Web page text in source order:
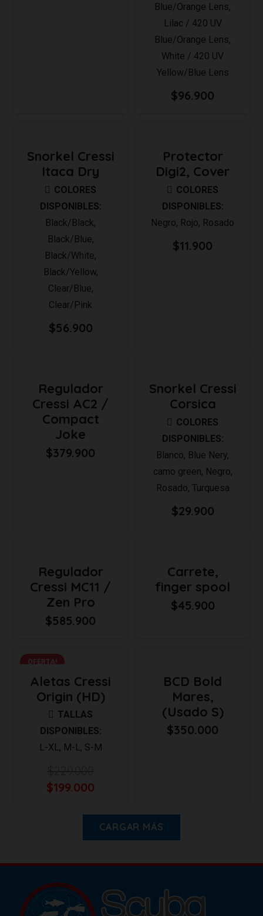
Blue/Orange Lens,
Lilac / 420 UV
Blue/Orange Lens,
White / 420 UV
Yellow/Blue Lens
$96.900
Snorkel Cressi
Itaca Dry
COLORES
DISPONIBLES:
Black/Black,
Black/Blue,
Black/White,
Black/Yellow,
Clear/Blue,
Clear/Pink
$56.900
Protector
Digi2, Cover
COLORES
DISPONIBLES:
Negro, Rojo, Rosado
$11.900
Regulador
Cressi AC2 /
Compact
Joke
$379.900
Snorkel Cressi
Corsica
COLORES
DISPONIBLES:
Blanco, Blue Nery,
camo green, Negro,
Rosado, Turquesa
$29.900
Regulador
Cressi MC11 /
Zen Pro
$585.900
Carrete,
finger spool
$45.900
OFERTA!
Aletas Cressi
Origin (HD)
TALLAS
DISPONIBLES:
L-XL, M-L, S-M
El
original
$199.000
actual
BCD Bold
Mares,
(Usado S)
$350.000
CARGAR MÁS